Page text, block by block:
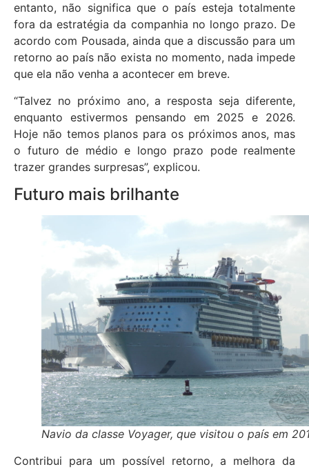
entanto, não significa que o país esteja totalmente
fora da estratégia da companhia no longo prazo. De
acordo com Pousada, ainda que a discussão para um
retorno ao país não exista no momento, nada impede
que ela não venha a acontecer em breve.
“Talvez no próximo ano, a resposta seja diferente,
enquanto estivermos pensando em 2025 e 2026.
Hoje não temos planos para os próximos anos, mas
o futuro de médio e longo prazo pode realmente
trazer grandes surpresas”, explicou.
Futuro mais brilhante
Navio da classe Voyager, que visitou o país em
Contribui para um possível retorno, a melhora da